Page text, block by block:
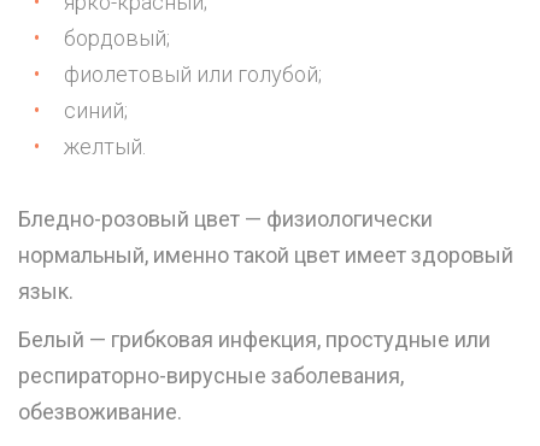
бордовый;
фиолетовый или голубой;
синий;
желтый.
Бледно-розовый цвет — физиологически
нормальный, именно такой цвет имеет здоровый
язык.
Белый — грибковая инфекция, простудные или
респираторно-вирусные заболевания,
обезвоживание.